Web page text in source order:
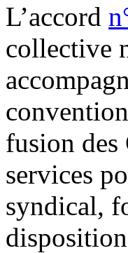
L’accord
collective
fusion des
services
syndical,